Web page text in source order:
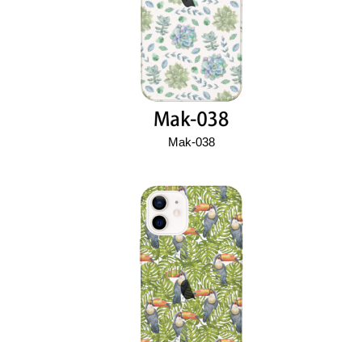
Mak-038